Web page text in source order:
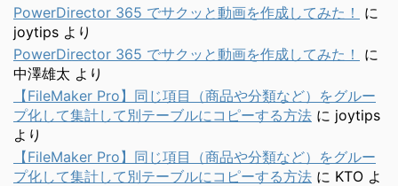
PowerDirector 365 でサクッと動画を作成してみた！
に
joytips より
PowerDirector 365 でサクッと動画を作成してみた！
に
中澤雄太 より
【FileMaker Pro】同じ項目（商品や分類など）をグルー
プ化して集計して別テーブルにコピーする方法 に joytips
より
【FileMaker Pro】同じ項目（商品や分類など）をグルー
プ化して集計して別テーブルにコピーする方法 に KTO よ